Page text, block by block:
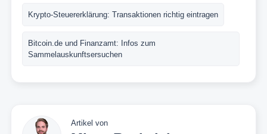
Krypto-Steuererklärung: Transaktionen richtig eintragen
Bitcoin.de und Finanzamt: Infos zum
Sammelauskunftsersuchen
Artikel von